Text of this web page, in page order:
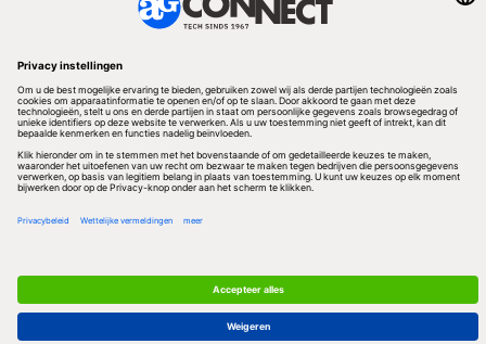
Volg ons
Redactionele partner
Algemene Voorwaarden & Copyrights